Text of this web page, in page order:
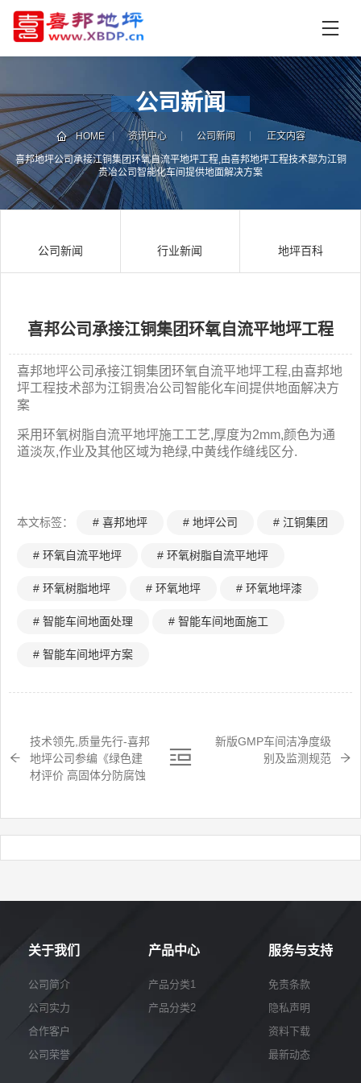
页
中
心
技
术
支
持
资
讯
中
例
们询
公司新闻
HOME 资讯中心 公司新闻 正文内容
喜邦地坪公司承接江铜集团环氧自流平地坪工程,由喜邦地坪工程技术部为江铜
贵冶公司智能化车间提供地面解决方案
公司新闻 行业新闻 地坪百科
喜邦公司承接江铜集团环氧自流平地坪工程
喜邦地坪公司承接江铜集团环氧自流平地坪工程,由喜邦地
坪工程技术部为江铜贵冶公司智能化车间提供地面解决方
案
采用环氧树脂自流平地坪施工工艺,厚度为2mm,颜色为通
道淡灰,作业及其他区域为艳绿,中黄线作缝线区分.
本文标签： # 喜邦地坪 # 地坪公司 # 江铜集团
# 环氧自流平地坪 # 环氧树脂自流平地坪
# 环氧树脂地坪 # 环氧地坪 # 环氧地坪漆
# 智能车间地面处理 # 智能车间地面施工
# 智能车间地坪方案
技术领先,质量先行-喜邦
地坪公司参编《绿色建
材评价 高固体分防腐蚀
新版GMP车间洁净度级
别及监测规范
关于我们
公司简介
公司实力
合作客户
公司荣誉
产品中心
产品分类1
产品分类2
服务与支持
免责条款
隐私声明
资料下载
最新动态